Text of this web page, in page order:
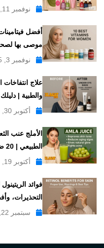
نوفمبر 11, 2025
موصى بها
نوفمبر 3, 2025
علاج انتفاخات
والطبية |
أكتوبر 30, 2025
الأملج عنب
الطبيعي | 20 ضعف فيتامين سي
أكتوبر 19, 2025
فوائد
التحذيرات،
سبتمبر 22, 2025